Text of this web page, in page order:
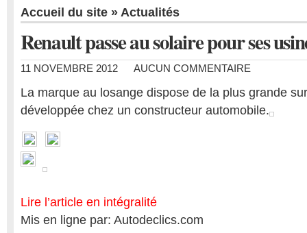
Accueil du site » Actualités
Renault passe au solaire pour ses
11 NOVEMBRE 2012 AUCUN COMMENTAIRE
La marque au losange dispose de la plus grande
développée chez un constructeur automobile.
Lire l’article en intégralité
Mis en ligne par: Autodeclics.com